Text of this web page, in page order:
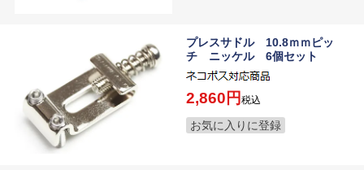
プレスサドル 10.8ｍｍピッ
チ ニッケル 6個セット
2,860 税込
お気に入りに登録